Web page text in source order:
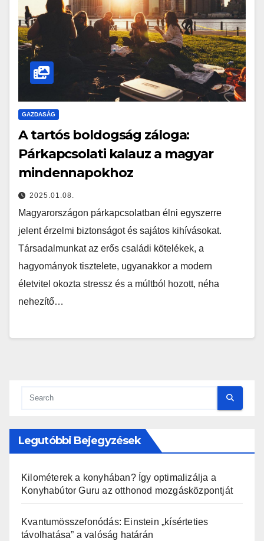
GAZDASÁG
A tartós boldogság záloga:
Párkapcsolati kalauz a magyar
mindennapokhoz
2025.01.08.
Magyarországon párkapcsolatban élni egyszerre
jelent érzelmi biztonságot és sajátos kihívásokat.
Társadalmunkat az erős családi kötelékek, a
hagyományok tisztelete, ugyanakkor a modern
életvitel okozta stressz és a múltból hozott, néha
nehezítő…
Legutóbbi Bejegyzések
Kilométerek a konyhában? Így optimalizálja a
Konyhabútor Guru az otthonod mozgásközpontját
Kvantumösszefonódás: Einstein „kísérteties
távolhatása” a valóság határán